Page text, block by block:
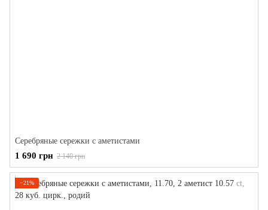
Серебряные сережки с аметистами
1 690 грн 2 140 грн
−21%